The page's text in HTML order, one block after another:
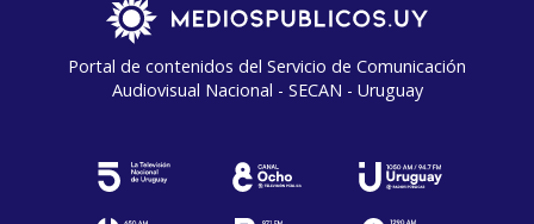
Portal de contenidos del Servicio de Comunicación
Audiovisual Nacional - SECAN - Uruguay